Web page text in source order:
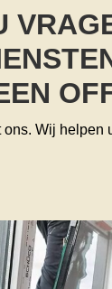
ons. Wij helpen